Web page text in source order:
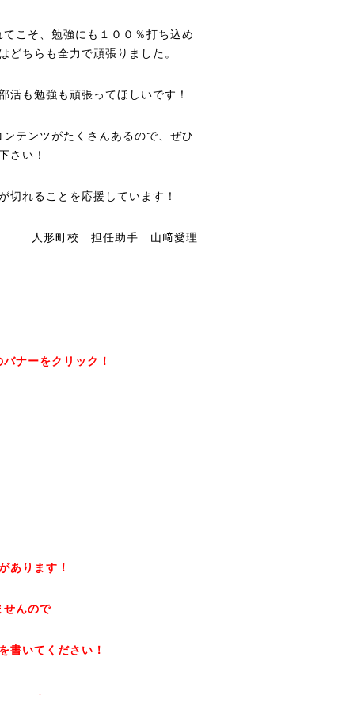
こそ、勉強にも１００％打ち込め
どちらも全力で頑張りました。
活も勉強も頑張ってほしいです！
テンツがたくさんあるので、ぜひ
さい！
切れることを応援しています！
人形町校 担任助手 山﨑愛理
ナーをクリック！
あります！
せんので
書いてください！
↓